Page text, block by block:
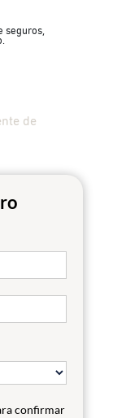
seguros,
de
confirmar